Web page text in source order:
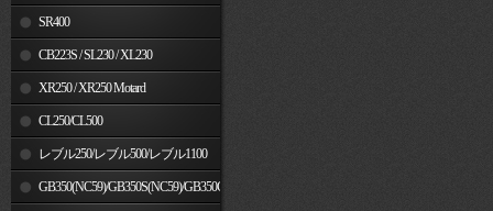
SR400
CB223S / SL230 / XL230
XR250 / XR250 Motard
CL250/CL500
レブル250/レブル500/レブル1100
GB350(NC59)/GB350S(NC59)/GB350C(NC64)